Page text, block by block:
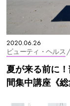
2020.06.26
ビューティ・ヘルス
夏が来る前に
間集中講座《総